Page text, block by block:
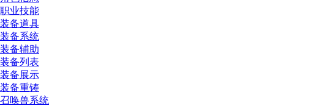
职业技能
装备道具
装备系统
装备辅助
装备列表
装备展示
装备重铸
召唤兽系统